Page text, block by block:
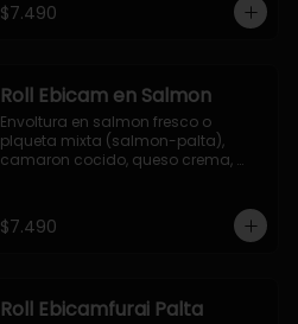
$7.490
Roll Ebicam en Salmon
Envoltura en salmon fresco o
plqueta mixta (salmon-palta),
camaron cocido, queso crema,
$7.490
Roll Ebicamfurai Palta